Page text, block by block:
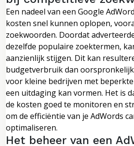
Een nadeel van een Google
kosten snel kunnen oplopen,
zoekwoorden. Doordat
dezelfde populaire zoektermen,
aanzienlijk stijgen. Dit kan
budgetverbruik dan
voor kleine bedrijven met
een uitdaging kan vormen. Het is
de kosten goed te monitoren en
om de efficiëntie van je AdWords
optimaliseren.
Het beheer van een